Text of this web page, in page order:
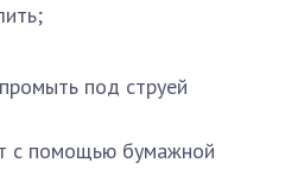
под струей
с помощью бумажной